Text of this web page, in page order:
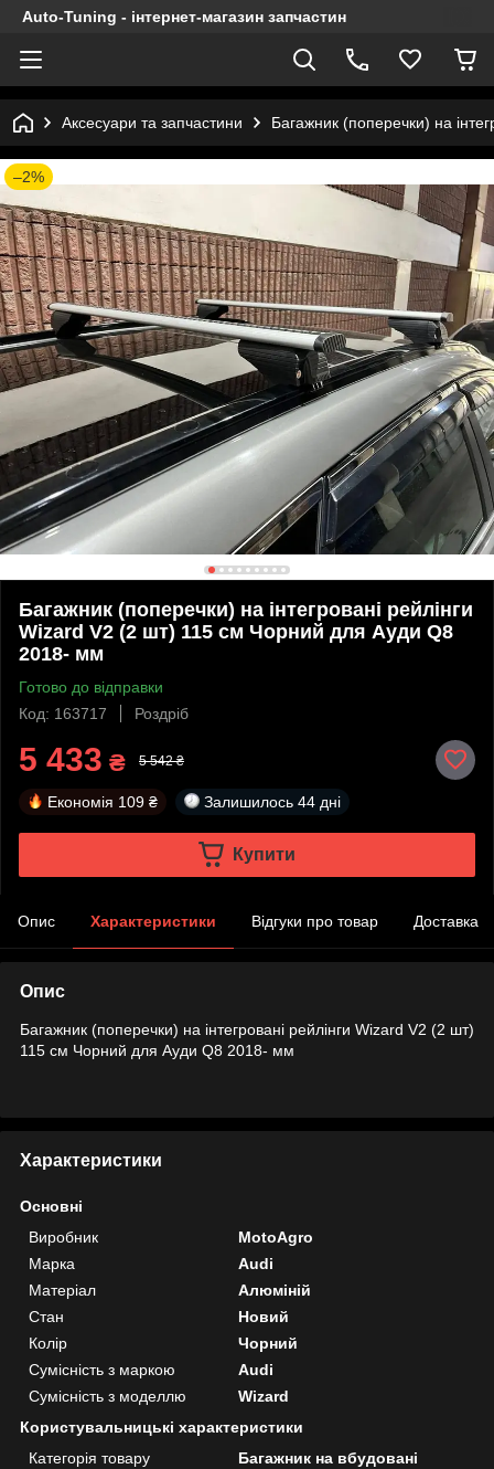
Auto-Tuning - інтернет-магазин запчастин
Аксесуари та запчастини Багажник (поперечки) на
–2%
Багажник (поперечки) на інтегровані рейлінги
Wizard V2 (2 шт) 115 см Чорний для Ауди Q8
2018- мм
Готово до відправки
Код: 163717
Роздріб
5 433 ₴ 5 542 ₴
Економія 109 ₴ Залишилось 44 дні
Купити
Опис Характеристики Відгуки про товар Доставка
Опис
Багажник (поперечки) на інтегровані рейлінги Wizard V2 (2 шт)
115 см Чорний для Ауди Q8 2018- мм
Характеристики
Основні
Виробник
MotoAgro
Марка
Audi
Матеріал
Алюміній
Стан
Новий
Колір
Чорний
Сумісність з маркою
Audi
Сумісність з моделлю
Wizard
Користувальницькі характеристики
Категорія товару
Багажник на вбудовані